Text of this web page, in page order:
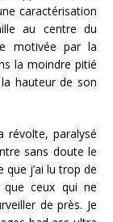
caractérisation
au centre du
motivée par la
la moindre pitié
hauteur de son
révolte, paralysé
sans doute le
que j’ai lu trop de
que ceux qui ne
de près. Je